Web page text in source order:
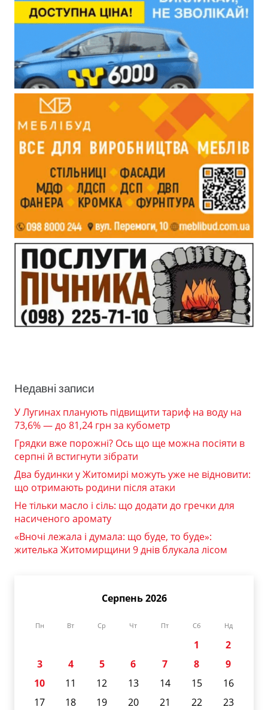
Недавні записи
У Лугинах планують підвищити тариф на воду на
73,6% — до 81,24 грн за кубометр
Грядки вже порожні? Ось що ще можна посіяти в
серпні й встигнути зібрати
Два будинки у Житомирі можуть уже не відновити:
що отримають родини після атаки
Не тільки масло і сіль: що додати до гречки для
насиченого аромату
«Вночі лежала і думала: що буде, то буде»:
жителька Житомирщини 9 днів блукала лісом
Серпень 2026
Пн Вт Ср Чт Пт Сб Нд
1
2
3
4 5 6 7 8
9
10
11 12 13 14 15
16
17
18 19 20 21 22
23